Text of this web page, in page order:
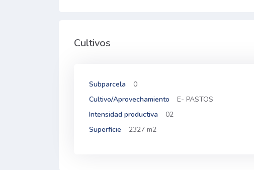
Cultivos
Subparcela
0
Cultivo/Aprovechamiento
E- PASTOS
Intensidad productiva
02
Superficie
2327 m2